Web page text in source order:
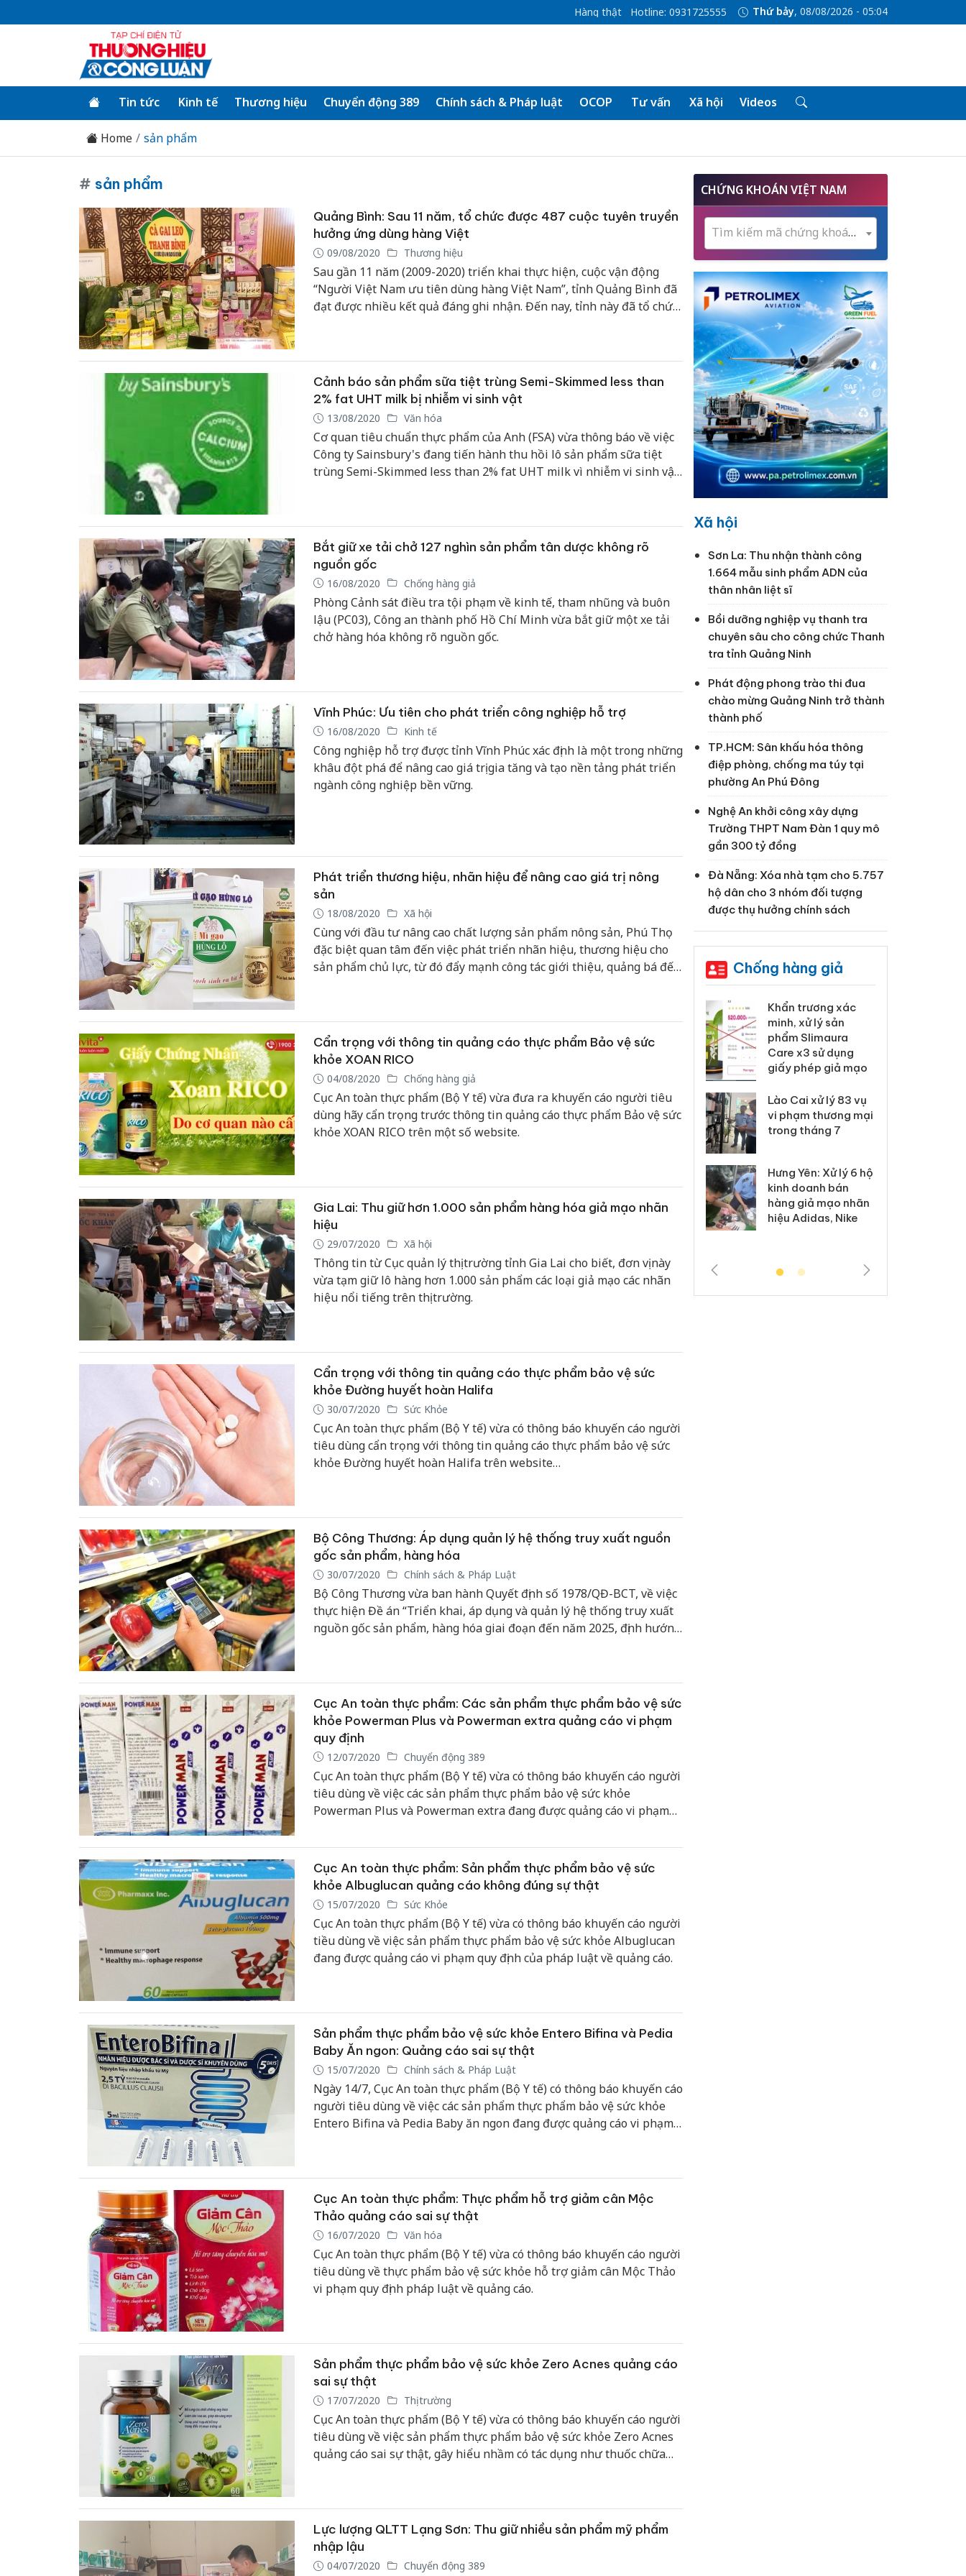
Hàng thật Hotline: 0931725555 Thứ bảy, 08/08/2026 - 05:04
Tin tức Kinh tế Thương hiệu Chuyển động 389 Chính sách & Pháp luật OCOP Tư vấn Xã hội Videos
Home sản phẩm
# sản phẩm
Quảng Bình: Sau 11 năm, tổ chức được 487 cuộc tuyên truyền
hưởng ứng dùng hàng Việt
09/08/2020 Thương hiệu
Sau gần 11 năm (2009-2020) triển khai thực hiện, cuộc vận động
“Người Việt Nam ưu tiên dùng hàng Việt Nam”, tỉnh Quảng Bình đã
đạt được nhiều kết quả đáng ghi nhận. Đến nay, tỉnh này đã tổ chức
Cảnh báo sản phẩm sữa tiệt trùng Semi-Skimmed less than
2% fat UHT milk bị nhiễm vi sinh vật
13/08/2020 Văn hóa
Cơ quan tiêu chuẩn thực phẩm của Anh (FSA) vừa thông báo về việc
Công ty Sainsbury's đang tiến hành thu hồi lô sản phẩm sữa tiệt
trùng Semi-Skimmed less than 2% fat UHT milk vì nhiễm vi sinh vật
Bắt giữ xe tải chở 127 nghìn sản phẩm tân dược không rõ
nguồn gốc
16/08/2020 Chống hàng giả
Phòng Cảnh sát điều tra tội phạm về kinh tế, tham nhũng và buôn
lậu (PC03), Công an thành phố Hồ Chí Minh vừa bắt giữ một xe tải
chở hàng hóa không rõ nguồn gốc.
Vĩnh Phúc: Ưu tiên cho phát triển công nghiệp hỗ trợ
16/08/2020 Kinh tế
Công nghiệp hỗ trợ được tỉnh Vĩnh Phúc xác định là một trong những
khâu đột phá để nâng cao giá trị gia tăng và tạo nền tảng phát triển
ngành công nghiệp bền vững.
Phát triển thương hiệu, nhãn hiệu để nâng cao giá trị nông
sản
18/08/2020 Xã hội
Cùng với đầu tư nâng cao chất lượng sản phẩm nông sản, Phú Thọ
đặc biệt quan tâm đến việc phát triển nhãn hiệu, thương hiệu cho
sản phẩm chủ lực, từ đó đẩy mạnh công tác giới thiệu, quảng bá đến
Cẩn trọng với thông tin quảng cáo thực phẩm Bảo vệ sức
khỏe XOAN RICO
04/08/2020 Chống hàng giả
Cục An toàn thực phẩm (Bộ Y tế) vừa đưa ra khuyến cáo người tiêu
dùng hãy cẩn trọng trước thông tin quảng cáo thực phẩm Bảo vệ sức
khỏe XOAN RICO trên một số website.
Gia Lai: Thu giữ hơn 1.000 sản phẩm hàng hóa giả mạo nhãn
hiệu
29/07/2020 Xã hội
Thông tin từ Cục quản lý thị trường tỉnh Gia Lai cho biết, đơn vị này
vừa tạm giữ lô hàng hơn 1.000 sản phẩm các loại giả mạo các nhãn
hiệu nổi tiếng trên thị trường.
Cẩn trọng với thông tin quảng cáo thực phẩm bảo vệ sức
khỏe Đường huyết hoàn Halifa
30/07/2020 Sức Khỏe
Cục An toàn thực phẩm (Bộ Y tế) vừa có thông báo khuyến cáo người
tiêu dùng cẩn trọng với thông tin quảng cáo thực phẩm bảo vệ sức
khỏe Đường huyết hoàn Halifa trên website
Bộ Công Thương: Áp dụng quản lý hệ thống truy xuất nguồn
gốc sản phẩm, hàng hóa
30/07/2020 Chính sách & Pháp Luật
Bộ Công Thương vừa ban hành Quyết định số 1978/QĐ-BCT, về việc
thực hiện Đề án “Triển khai, áp dụng và quản lý hệ thống truy xuất
nguồn gốc sản phẩm, hàng hóa giai đoạn đến năm 2025, định hướng
Cục An toàn thực phẩm: Các sản phẩm thực phẩm bảo vệ sức
khỏe Powerman Plus và Powerman extra quảng cáo vi phạm
quy định
12/07/2020 Chuyển động 389
Cục An toàn thực phẩm (Bộ Y tế) vừa có thông báo khuyến cáo người
tiêu dùng về việc các sản phẩm thực phẩm bảo vệ sức khỏe
Powerman Plus và Powerman extra đang được quảng cáo vi phạm
Cục An toàn thực phẩm: Sản phẩm thực phẩm bảo vệ sức
khỏe Albuglucan quảng cáo không đúng sự thật
15/07/2020 Sức Khỏe
Cục An toàn thực phẩm (Bộ Y tế) vừa có thông báo khuyến cáo người
tiều dùng về việc sản phẩm thực phẩm bảo vệ sức khỏe Albuglucan
đang được quảng cáo vi phạm quy định của pháp luật về quảng cáo.
Sản phẩm thực phẩm bảo vệ sức khỏe Entero Bifina và Pedia
Baby Ăn ngon: Quảng cáo sai sự thật
15/07/2020 Chính sách & Pháp Luật
Ngày 14/7, Cục An toàn thực phẩm (Bộ Y tế) có thông báo khuyến cáo
người tiêu dùng về việc các sản phẩm thực phẩm bảo vệ sức khỏe
Entero Bifina và Pedia Baby ăn ngon đang được quảng cáo vi phạm
Cục An toàn thực phẩm: Thực phẩm hỗ trợ giảm cân Mộc
Thảo quảng cáo sai sự thật
16/07/2020 Văn hóa
Cục An toàn thực phẩm (Bộ Y tế) vừa có thông báo khuyến cáo người
tiêu dùng về thực phẩm bảo vệ sức khỏe hỗ trợ giảm cân Mộc Thảo
vi phạm quy định pháp luật về quảng cáo.
Sản phẩm thực phẩm bảo vệ sức khỏe Zero Acnes quảng cáo
sai sự thật
17/07/2020 Thị trường
Cục An toàn thực phẩm (Bộ Y tế) vừa có thông báo khuyến cáo người
tiêu dùng về việc sản phẩm thực phẩm bảo vệ sức khỏe Zero Acnes
quảng cáo sai sự thật, gây hiểu nhầm có tác dụng như thuốc chữa
Lực lượng QLTT Lạng Sơn: Thu giữ nhiều sản phẩm mỹ phẩm
nhập lậu
04/07/2020 Chuyển động 389
CHỨNG KHOÁN VIỆT NAM
Tìm kiếm mã chứng khoán...
Xã hội
Sơn La: Thu nhận thành công
1.664 mẫu sinh phẩm ADN của
thân nhân liệt sĩ
Bồi dưỡng nghiệp vụ thanh tra
chuyên sâu cho công chức Thanh
tra tỉnh Quảng Ninh
Phát động phong trào thi đua
chào mừng Quảng Ninh trở thành
thành phố
TP.HCM: Sân khấu hóa thông
điệp phòng, chống ma túy tại
phường An Phú Đông
Nghệ An khởi công xây dựng
Trường THPT Nam Đàn 1 quy mô
gần 300 tỷ đồng
Đà Nẵng: Xóa nhà tạm cho 5.757
hộ dân cho 3 nhóm đối tượng
được thụ hưởng chính sách
Chống hàng giả
công khai hàng
ngàn sản phẩm
nhập lậu, bảo vệ
Công an Thanh Hóa
Thanh Hóa: Tìm bị
hại trong vụ án
Khẩn trương xác
minh, xử lý sản
phẩm Slimaura
Care x3 sử dụng
giấy phép giả mạo
Lào Cai xử lý 83 vụ
vi phạm thương mại
trong tháng 7
Hưng Yên: Xử lý 6 hộ
kinh doanh bán
hàng giả mạo nhãn
hiệu Adidas, Nike